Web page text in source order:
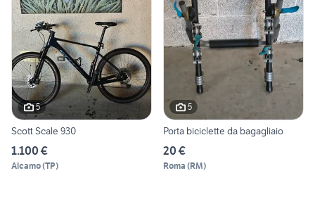
5
Scott Scale 930
1.100 €
Alcamo(TP)
5
Porta biciclette da bagagliaio
20 €
Roma (RM)